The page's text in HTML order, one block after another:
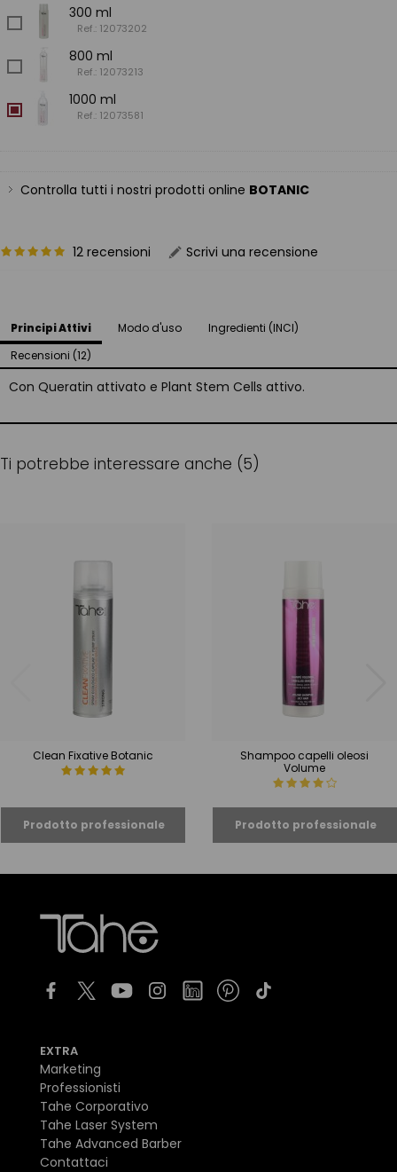
300 ml
Ref.: 12073202
800 ml
Ref.: 12073213
1000 ml
Ref.: 12073581
Controlla tutti i nostri prodotti online BOTANIC
12 recensioni Scrivi una recensione
Principi Attivi Modo d'uso
Ingredienti (INCI)
Recensioni (12)
Con Queratin attivato e Plant Stem Cells attivo.
Ti potrebbe interessare anche (5)
Clean Fixative Botanic
Shampoo capelli oleosi
Volume
EXTRA
Marketing
Professionisti
Tahe Corporativo
Tahe Laser System
Tahe Advanced Barber
Contattaci